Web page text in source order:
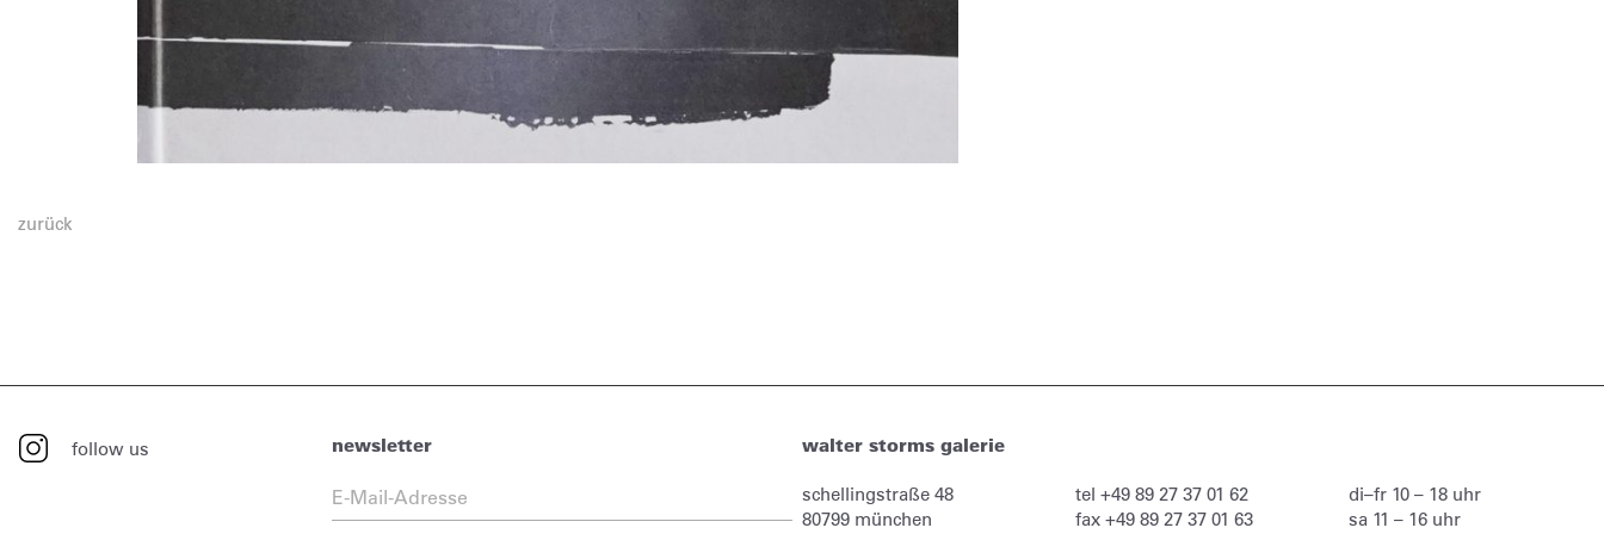
zurück
follow us newsletter walter storms galerie
schellingstraße 48
80799 münchen
tel +49 89 27 37 01 62
fax +49 89 27 37 01 63
di–fr 10 – 18 uhr
sa 11 – 16 uhr